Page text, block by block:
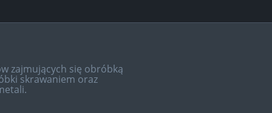
zajmujących się obróbką
skrawaniem oraz